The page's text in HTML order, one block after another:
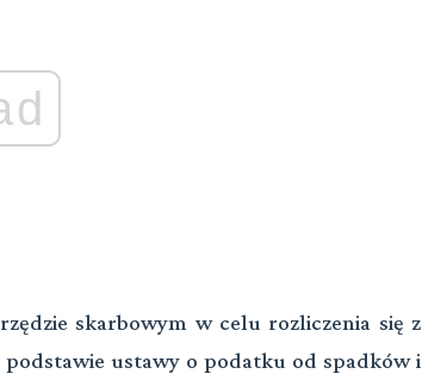
skarbowym w celu rozliczenia się z
ustawy o podatku od spadków i